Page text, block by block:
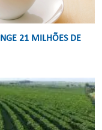
21 MILHÕES DE